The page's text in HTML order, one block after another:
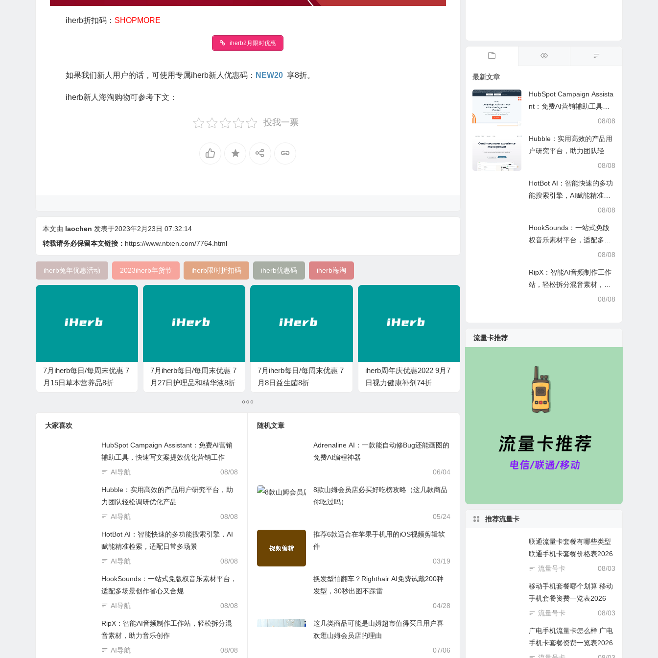
iherb折扣码： SHOPMORE
iherb2月限时优惠
如果我们新人用户的话，可使用专属iherb新人优惠码： NEW20 享8折。
iherb新人海淘购物可参考下文：
投我一票
本文由 laochen 发表于2023年2月23日 07:32:14
转载请务必保留本文链接： https://www.ntxen.com/7764.html
iherb兔年优惠活动 2023iherb年货节 iherb限时折扣码 iherb优惠码 iherb海淘
7月iherb每日/每周末优惠 7
月15日草本营养品8折
7月iherb每日/每周末优惠 7
月27日护理品和精华液8折
7月iherb每日/每周末优惠 7
月8日益生菌8折
iherb周年庆优惠2022 9月7
日视力健康补剂74折
大家喜欢
HubSpot Campaign Assistant：免费AI营销
辅助工具，快速写文案提效优化营销工作
08/08
AI导航
Hubble：实用高效的产品用户研究平台，助
力团队轻松调研优化产品
08/08
AI导航
HotBot AI：智能快速的多功能搜索引擎，AI
赋能精准检索，适配日常多场景
08/08
AI导航
HookSounds：一站式免版权音乐素材平台，
适配多场景创作省心又合规
08/08
AI导航
RipX：智能AI音频制作工作站，轻松拆分混
音素材，助力音乐创作
08/08
AI导航
随机文章
Adrenaline AI：一款能自动修Bug还能画图的
免费AI编程神器
06/04
8款山姆会员店必买好吃榜攻略（这几款商品
你吃过吗）
05/24
推荐6款适合在苹果手机用的iOS视频剪辑软
件
03/19
换发型怕翻车？Righthair AI免费试戴200种
发型，30秒出图不踩雷
04/28
这几类商品可能是山姆超市值得买且用户喜
欢逛山姆会员店的理由
07/06
最新文章
HubSpot Campaign Assista
nt：免费AI营销辅助工具，
快速写文案提效优化营销工
08/08
Hubble：实用高效的产品用
户研究平台，助力团队轻松
08/08
HotBot AI：智能快速的多功
能搜索引擎，AI赋能精准检
08/08
HookSounds：一站式免版
权音乐素材平台，适配多场
08/08
RipX：智能AI音频制作工作
站，轻松拆分混音素材，助
08/08
流量卡推荐
推荐流量卡
联通流量卡套餐有哪些类型
联通手机卡套餐价格表2026
08/03
流量号卡
移动手机套餐哪个划算 移动
手机套餐资费一览表2026
08/03
流量号卡
广电手机流量卡怎么样 广电
手机卡套餐资费一览表2026